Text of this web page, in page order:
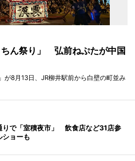
ん祭り」 弘前ねぷたが中国
が8月13日、JR柳井駅前から白壁の町並み
りで「室積夜市」 飲食店など31店参
ショーも